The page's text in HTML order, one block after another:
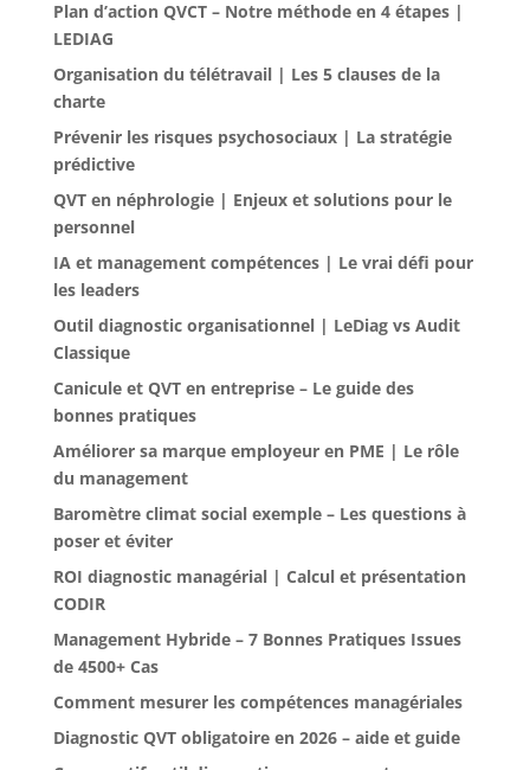
Plan d’action QVCT – Notre méthode en 4 étapes |
LEDIAG
Organisation du télétravail | Les 5 clauses de la
charte
Prévenir les risques psychosociaux | La stratégie
prédictive
QVT en néphrologie | Enjeux et solutions pour le
personnel
IA et management compétences | Le vrai défi pour
les leaders
Outil diagnostic organisationnel | LeDiag vs Audit
Classique
Canicule et QVT en entreprise – Le guide des
bonnes pratiques
Améliorer sa marque employeur en PME | Le rôle
du management
Baromètre climat social exemple – Les questions à
poser et éviter
ROI diagnostic managérial | Calcul et présentation
CODIR
Management Hybride – 7 Bonnes Pratiques Issues
de 4500+ Cas
Comment mesurer les compétences managériales
Diagnostic QVT obligatoire en 2026 – aide et guide